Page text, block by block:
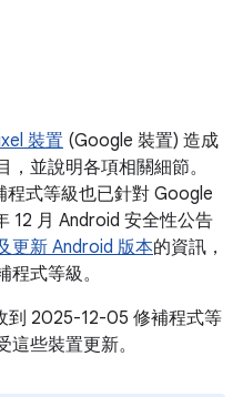
裝置 (Google 裝置) 造成
並說明各項相關細節。
式等級也已針對 Google
12 月 Android 安全性公告
更新 Android 版本的資訊，
式等級。
到 2025-12-05 修補程式等
些裝置更新。